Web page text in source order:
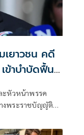
เยาวชน คดี
ข้าบำบัดฟื้นฟู
ะหัวหน้าพรรค
งพระราชบัญญัติ
นุนการนิรโทษ